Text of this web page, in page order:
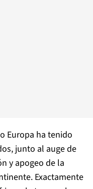
Europa ha tenido
junto al auge de
y apogeo de la
Exactamente